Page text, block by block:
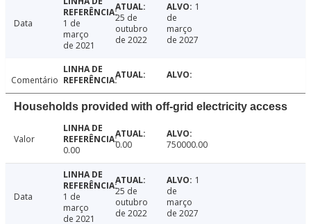
Data
1 de
março
de 2021
25 de
outubro
de 2022
1
de
março
de 2027
Comentário
Households provided with off-grid electricity access
Valor
0.00
0.00 750000.00
Data
1 de
março
de 2021
25 de
outubro
de 2022
1
de
março
de 2027